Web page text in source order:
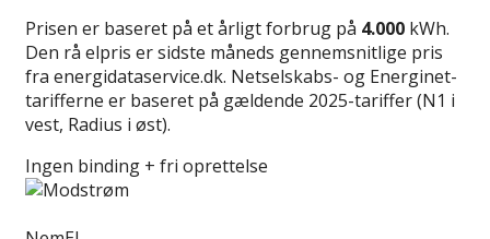
Prisen er baseret på et årligt forbrug på 4.000 kWh.
Den rå elpris er sidste måneds gennemsnitlige pris
fra energidataservice.dk. Netselskabs- og Energinet-
tarifferne er baseret på gældende 2025-tariffer (N1 i
vest, Radius i øst).
Ingen binding + fri oprettelse